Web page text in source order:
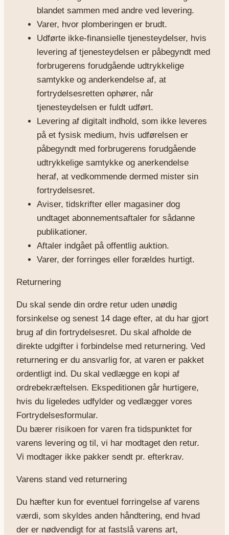
blandet sammen med andre ved levering.
Varer, hvor plomberingen er brudt.
Udførte ikke-finansielle tjenesteydelser, hvis
levering af tjenesteydelsen er påbegyndt med
forbrugerens forudgående udtrykkelige
samtykke og anderkendelse af, at
fortrydelsesretten ophører, når
tjenesteydelsen er fuldt udført.
Levering af digitalt indhold, som ikke leveres
på et fysisk medium, hvis udførelsen er
påbegyndt med forbrugerens forudgående
udtrykkelige samtykke og anerkendelse
heraf, at vedkommende dermed mister sin
fortrydelsesret.
Aviser, tidskrifter eller magasiner dog
undtaget abonnementsaftaler for sådanne
publikationer.
Aftaler indgået på offentlig auktion.
Varer, der forringes eller forældes hurtigt.
Returnering
Du skal sende din ordre retur uden unødig
forsinkelse og senest 14 dage efter, at du har gjort
brug af din fortrydelsesret. Du skal afholde de
direkte udgifter i forbindelse med returnering. Ved
returnering er du ansvarlig for, at varen er pakket
ordentligt ind. Du skal vedlægge en kopi af
ordrebekræftelsen. Ekspeditionen går hurtigere,
hvis du ligeledes udfylder og vedlægger vores
Fortrydelsesformular.
Du bærer risikoen for varen fra tidspunktet for
varens levering og til, vi har modtaget den retur.
Vi modtager ikke pakker sendt pr. efterkrav.
Varens stand ved returnering
Du hæfter kun for eventuel forringelse af varens
værdi, som skyldes anden håndtering, end hvad
der er nødvendigt for at fastslå varens art,